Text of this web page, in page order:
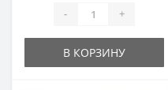
- +
В КОРЗИНУ